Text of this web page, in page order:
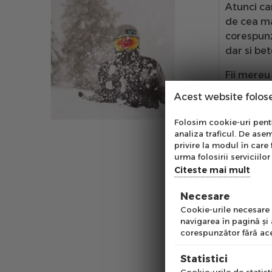
Atunci
de cea
dar si
Fii
manusi
Schiurile
aceea
Din
medii
degraba
Cand ne
Acest website
Folosim cookie-uri
analiza traficul. De
privire la modul în
urma folosirii serviciilor
Citeste mai mult
Necesare
Cookie-urile
navigarea în pagină
corespunzător fără
Statistici